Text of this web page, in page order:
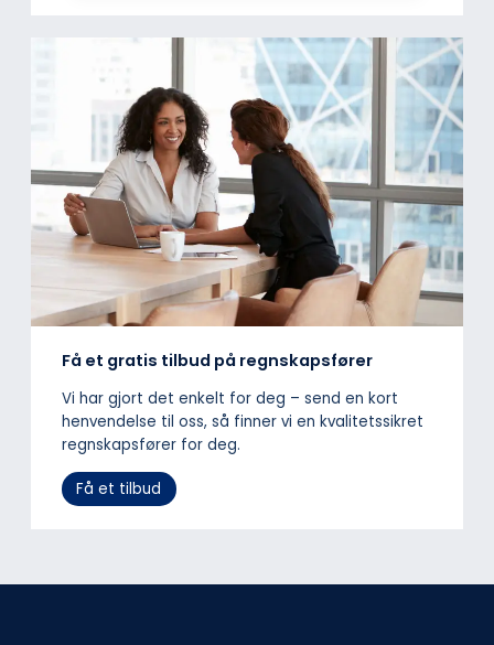
Få et gratis tilbud på regnskapsfører
Vi har gjort det enkelt for deg – send en kort
henvendelse til oss, så finner vi en kvalitetssikret
regnskapsfører for deg.
Få et tilbud